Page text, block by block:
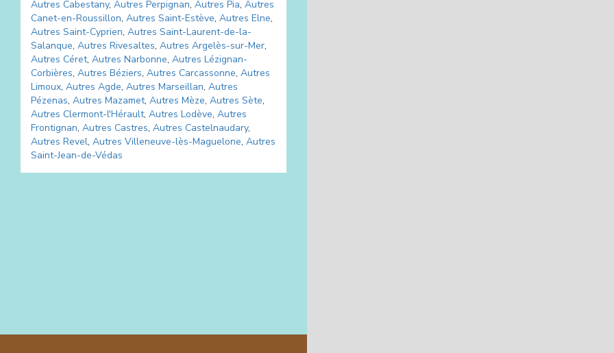
Autres Cabestany, Autres Perpignan, Autres Pia, Autres
Canet-en-Roussillon, Autres Saint-Estève, Autres Elne,
Autres Saint-Cyprien, Autres Saint-Laurent-de-la-
Salanque, Autres Rivesaltes, Autres Argelès-sur-Mer,
Autres Céret, Autres Narbonne, Autres Lézignan-
Corbières, Autres Béziers, Autres Carcassonne, Autres
Limoux, Autres Agde, Autres Marseillan, Autres
Pézenas, Autres Mazamet, Autres Mèze, Autres Sète,
Autres Clermont-l'Hérault, Autres Lodève, Autres
Frontignan, Autres Castres, Autres Castelnaudary,
Autres Revel, Autres Villeneuve-lès-Maguelone, Autres
Saint-Jean-de-Védas